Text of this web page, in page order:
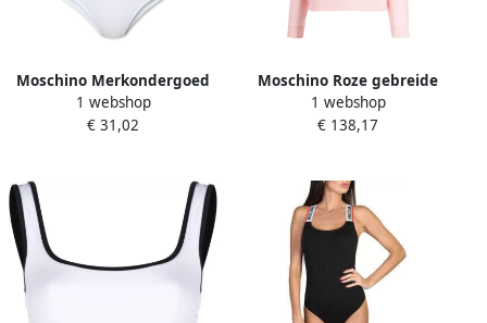
Moschino Merkondergoed
2-pack White Dames
1 webshop
€ 31,02
Moschino Roze gebreide
kleding voor ondergoed
Pink Dames
1 webshop
€ 138,17